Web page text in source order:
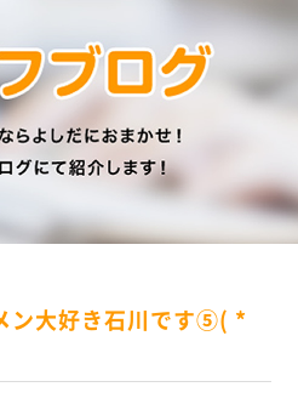
ン大好き石川です⑤( *